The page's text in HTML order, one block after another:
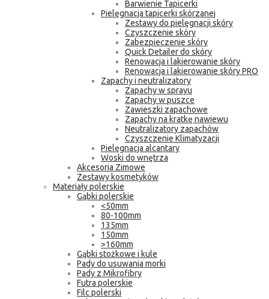
Barwienie Tapicerki
Pielęgnacja tapicerki skórzanej
Zestawy do pielęgnacji skóry
Czyszczenie skóry
Zabezpieczenie skóry
Quick Detailer do skóry
Renowacja i lakierowanie skóry
Renowacja i lakierowanie skóry PRO
Zapachy i neutralizatory
Zapachy w sprayu
Zapachy w puszce
Zawieszki zapachowe
Zapachy na kratkę nawiewu
Neutralizatory zapachów
Czyszczenie Klimatyzacji
Pielęgnacja alcantary
Woski do wnętrza
Akcesoria Zimowe
Zestawy kosmetyków
Materiały polerskie
Gąbki polerskie
<50mm
80-100mm
135mm
150mm
>160mm
Gąbki stożkowe i kule
Pady do usuwania morki
Pady z Mikrofibry
Futra polerskie
Filc polerski